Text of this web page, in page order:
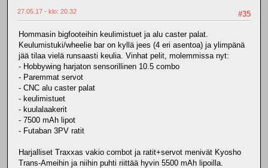
#35
27.05.17 - klo: 20.32
Hommasin bigfooteihin keulimistuet ja alu caster palat.
Keulumistuki/wheelie bar on kyllä jees (4 eri asentoa) ja ylimpänä
jää tilaa vielä runsaasti keulia. Vinhat pelit, molemmissa nyt:
- Hobbywing harjaton sensorillinen 10.5 combo
- Paremmat servot
- CNC alu caster palat
- keulimistuet
- kuulalaakerit
- 7500 mAh lipot
- Futaban 3PV ratit
Harjalliset Traxxas vakio combot ja ratit+servot menivät Kyosho
Trans-Ameihin ja niihin puhti riittää hyvin 5500 mAh lipoilla.